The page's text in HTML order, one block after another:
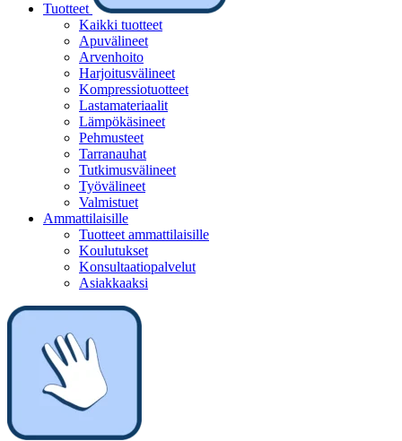
Tuotteet
Kaikki tuotteet
Apuvälineet
Arvenhoito
Harjoitusvälineet
Kompressiotuotteet
Lastamateriaalit
Lämpökäsineet
Pehmusteet
Tarranauhat
Tutkimusvälineet
Työvälineet
Valmistuet
Ammattilaisille
Tuotteet ammattilaisille
Koulutukset
Konsultaatiopalvelut
Asiakkaaksi